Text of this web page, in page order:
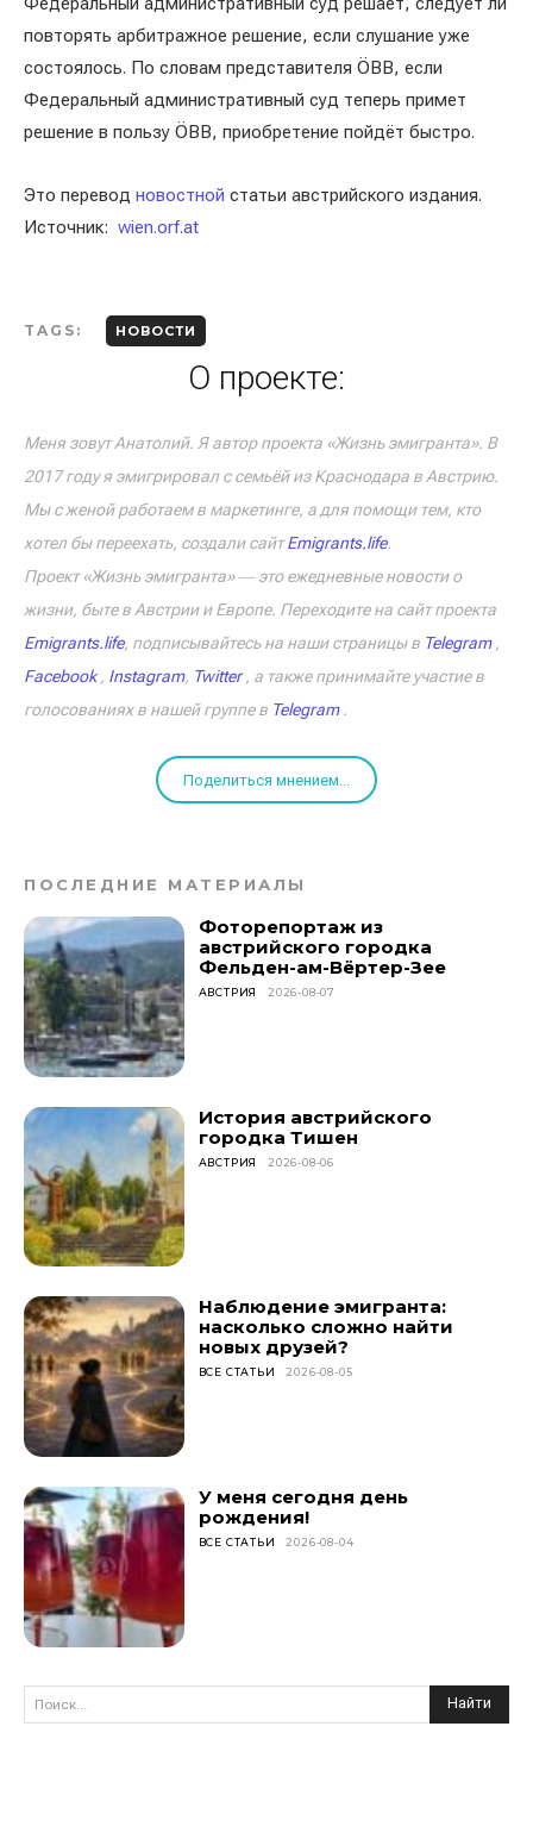
повторять арбитражное решение, если слушание уже
состоялось. По словам представителя ÖBB, если
Федеральный административный суд теперь примет
решение в пользу ÖBB, приобретение пойдёт быстро.
Это перевод новостной статьи австрийского издания.
Источник: wien.orf.at
TAGS: НОВОСТИ
О проекте:
Меня зовут Анатолий. Я автор проекта «Жизнь эмигранта». В
2017 году я эмигрировал с семьёй из Краснодара в Австрию.
Мы с женой работаем в маркетинге, а для помощи тем, кто
хотел бы переехать, создали сайтEmigrants.life.
Проект «Жизнь эмигранта» ― это ежедневные новости о
жизни, быте в Австрии и Европе. Переходите на сайт проекта
Emigrants.life, подписывайтесь на наши страницы в Telegram,
Facebook, Instagram, Twitter, а также принимайте участие в
голосованиях в нашей группе в Telegram.
Поделиться мнением...
ПОСЛЕДНИЕ МАТЕРИАЛЫ
Фоторепортаж из
австрийского городка
Фельден-ам-Вёртер-Зее
АВСТРИЯ 2026-08-07
История австрийского
городка Тишен
АВСТРИЯ 2026-08-06
Наблюдение эмигранта:
насколько сложно найти
новых друзей?
ВСЕ СТАТЬИ 2026-08-05
У меня сегодня день
рождения!
ВСЕ СТАТЬИ 2026-08-04
Поиск... Найти